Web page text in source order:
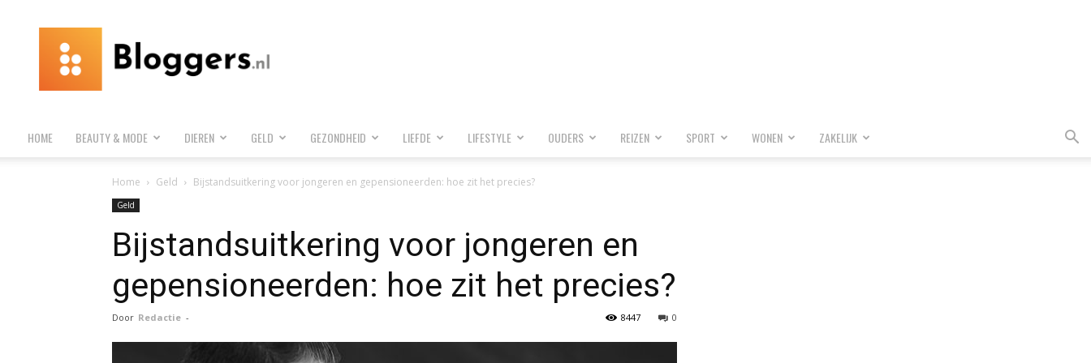
HOME BEAUTY & MODE DIEREN GELD GEZONDHEID LIEFDE LIFESTYLE OUDERS REIZEN SPORT WONEN ZAKELIJK
Home Geld Bijstandsuitkering voor jongeren en gepensioneerden: hoe zit het precies?
Geld
Bijstandsuitkering voor jongeren en
gepensioneerden: hoe zit het precies?
Door Redactie - 0
8447